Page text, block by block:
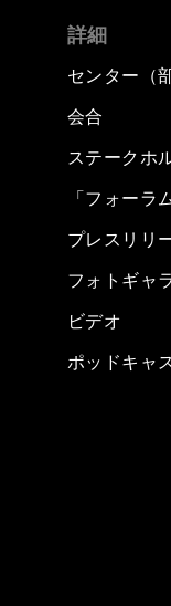
詳細
センター（
会合
ステークホ
「フォーラ
プレスリリ
フォトギャ
ビデオ
ポッドキャ